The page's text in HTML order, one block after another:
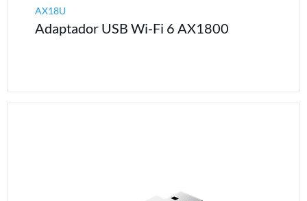
AX18U
Adaptador USB Wi-Fi 6 AX1800